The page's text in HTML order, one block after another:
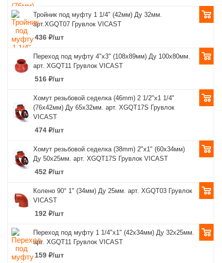
Тройник под муфту 1 1/4" (42мм) Ду 32мм.
арт.XGQT07 Грувлок VICAST
436 ₽/шт
Переход под муфту 4"x3" (108х89мм) Ду 100х80мм.
арт. XGQT11 Грувлок VICAST
516 ₽/шт
Хомут резьбовой седелка (46mm) 2 1/2"x1 1/4"
(76x42мм) Ду 65х32мм. арт. XGQT17S Грувлок
VICAST
474 ₽/шт
Хомут резьбовой седелка (38mm) 2"x1" (60x34мм)
Ду 50х25мм. арт. XGQT17S Грувлок VICAST
452 ₽/шт
Колено 90° 1" (34мм) Ду 25мм. арт. XGQT03 Грувлок
VICAST
192 ₽/шт
Переход под муфту 1 1/4"x1" (42х34мм) Ду 32х25мм.
арт. XGQT11 Грувлок VICAST
159 ₽/шт